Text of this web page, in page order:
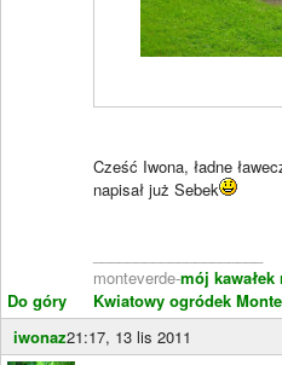
Do góry
Cześć Iwona, ładne
napisał już Sebek
monteverde-mój kawałek
Kwiatowy ogródek
iwonaz21:17, 13 lis 2011